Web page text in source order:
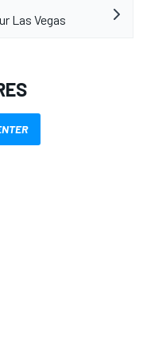
Las Vegas